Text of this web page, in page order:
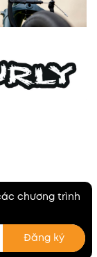
chương trình
Đăng ký